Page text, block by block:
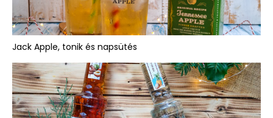
Jack Apple, tonik és napsütés